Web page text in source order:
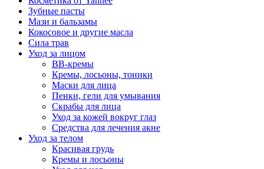
Зубные пасты
Мази и бальзамы
Кокосовое и другие масла
Сила трав
Уход за лицом
BB-кремы
Кремы, лосьоны, тоники
Маски для лица
Пенки, гели для умывания
Скрабы для лица
Уход за кожей вокруг глаз
Средства для лечения акне
Уход за телом
Красивая грудь
Кремы и лосьоны